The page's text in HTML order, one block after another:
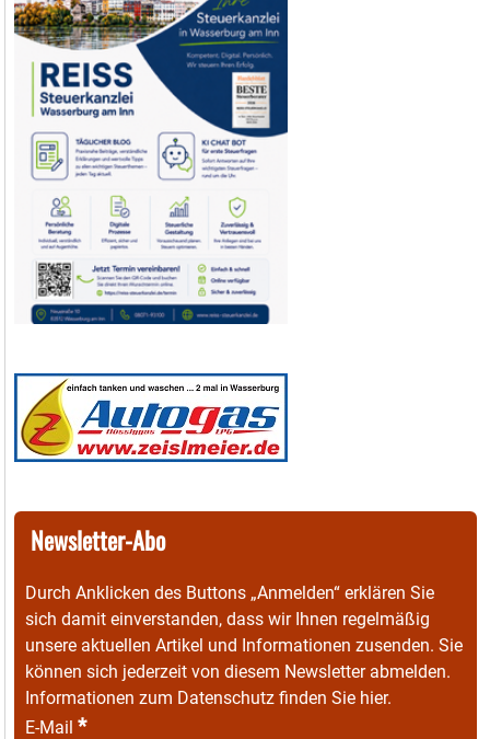
Newsletter-Abo
Durch Anklicken des Buttons „Anmelden“ erklären Sie
sich damit einverstanden, dass wir Ihnen regelmäßig
unsere aktuellen Artikel und Informationen zusenden. Sie
können sich jederzeit von diesem Newsletter abmelden.
Informationen zum Datenschutz finden Sie hier.
E-Mail *